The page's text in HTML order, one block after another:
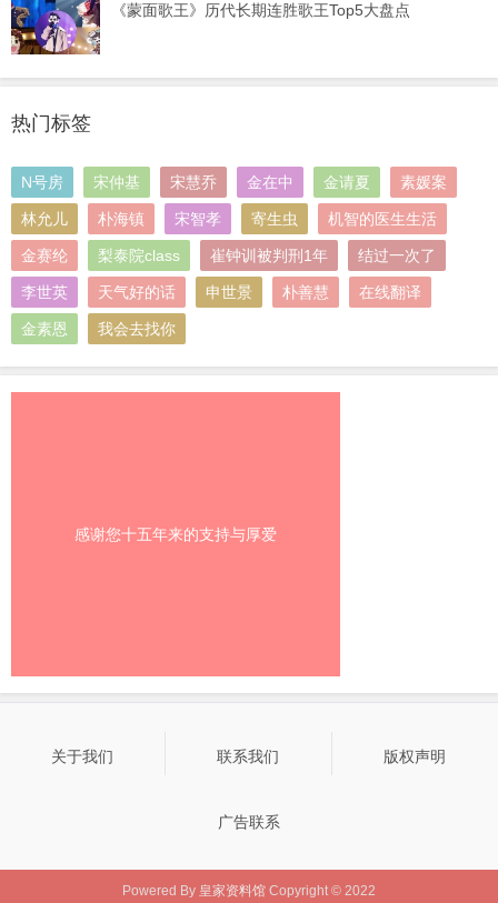
《蒙面歌王》历代长期连胜歌王Top5大盘点
热门标签
N号房 宋仲基 宋慧乔 金在中 金请夏 素媛案
林允儿 朴海镇 宋智孝 寄生虫 机智的医生生活
金赛纶 梨泰院class 崔钟训被判刑1年 结过一次了
李世英 天气好的话 申世景 朴善慧 在线翻译
金素恩 我会去找你
感谢您十五年来的支持与厚爱
关于我们 联系我们 版权声明
广告联系
Powered By 皇家资料馆 Copyright © 2022